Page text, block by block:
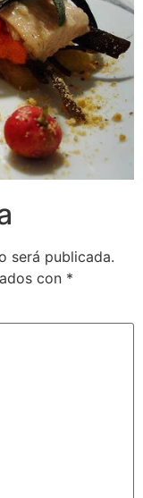
será publicada.
con *